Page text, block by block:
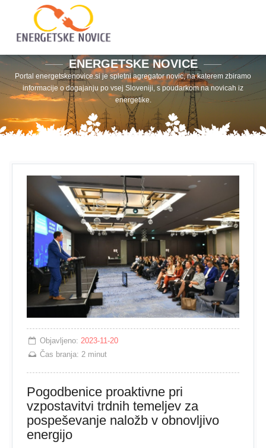
ENERGETSKE NOVICE
Portal energetskenovice.si je spletni agregator novic, na katerem zbiramo
informacije o dogajanju po vsej Sloveniji, s poudarkom na novicah iz
energetike.
Objavljeno: 2023-11-20
Čas branja: 2 minut
Pogodbenice proaktivne pri
vzpostavitvi trdnih temeljev za
pospeševanje naložb v obnovljivo
energijo